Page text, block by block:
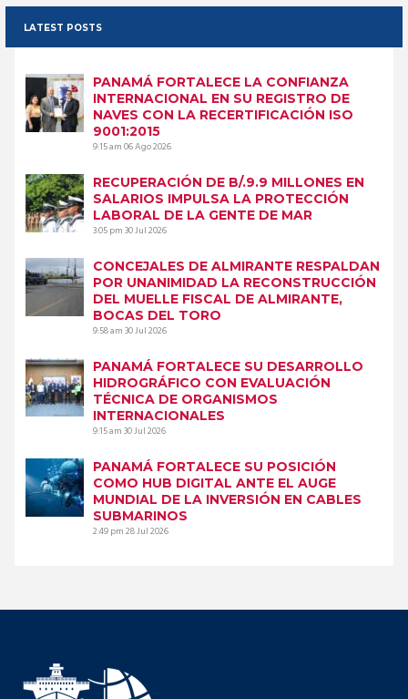
LATEST POSTS
PANAMÁ FORTALECE LA CONFIANZA
INTERNACIONAL EN SU REGISTRO DE
NAVES CON LA RECERTIFICACIÓN ISO
9001:2015
9:15 am06 Ago 2026
RECUPERACIÓN DE B/.9.9 MILLONES EN
SALARIOS IMPULSA LA PROTECCIÓN
LABORAL DE LA GENTE DE MAR
3:05 pm30 Jul 2026
CONCEJALES DE ALMIRANTE RESPALDAN
POR UNANIMIDAD LA RECONSTRUCCIÓN
DEL MUELLE FISCAL DE ALMIRANTE,
BOCAS DEL TORO
9:58 am30 Jul 2026
PANAMÁ FORTALECE SU DESARROLLO
HIDROGRÁFICO CON EVALUACIÓN
TÉCNICA DE ORGANISMOS
INTERNACIONALES
9:15 am30 Jul 2026
PANAMÁ FORTALECE SU POSICIÓN
COMO HUB DIGITAL ANTE EL AUGE
MUNDIAL DE LA INVERSIÓN EN CABLES
SUBMARINOS
2:49 pm28 Jul 2026